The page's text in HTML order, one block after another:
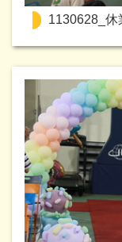
1130628_休